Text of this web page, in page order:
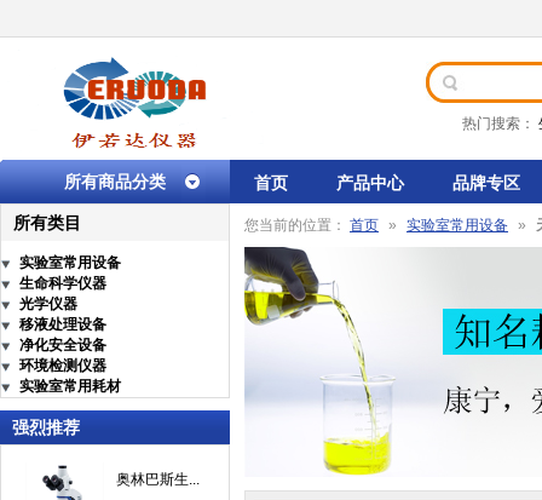
热门搜索：
首页 产品中心 品牌专区
所有商品分类
所有类目
实验室常用设备
生命科学仪器
光学仪器
移液处理设备
净化安全设备
环境检测仪器
实验室常用耗材
强烈推荐
奥林巴斯生...
您当前的位置： 首页 » 实验室常用设备 »